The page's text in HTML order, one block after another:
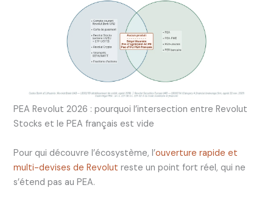
PEA Revolut 2026 : pourquoi l’intersection entre Revolut
Stocks et le PEA français est vide
Pour qui découvre l’écosystème, l’ouverture rapide et
multi-devises de Revolut reste un point fort réel, qui ne
s’étend pas au PEA.